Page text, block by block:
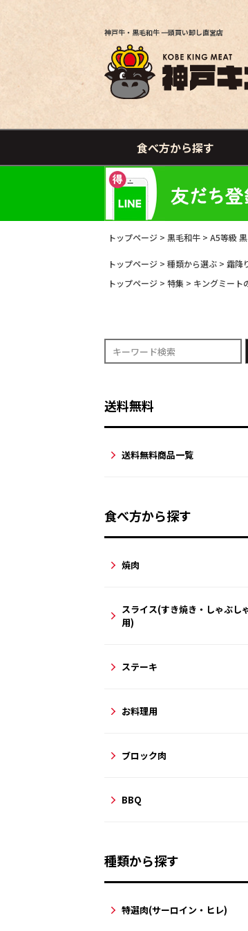
神戸牛・黒毛和牛 一頭買い卸し直営店
食べ方から探す
トップページ 黒毛和牛 A5等級
トップページ 種類から選ぶ 霜降
トップページ
特集 キングミート
送料無料
送料無料商品一覧
食べ方から探す
焼肉
スライス(すき焼き・しゃぶし
用)
ステーキ
お料理用
ブロック肉
BBQ
種類から探す
特選肉(サーロイン・ヒレ)